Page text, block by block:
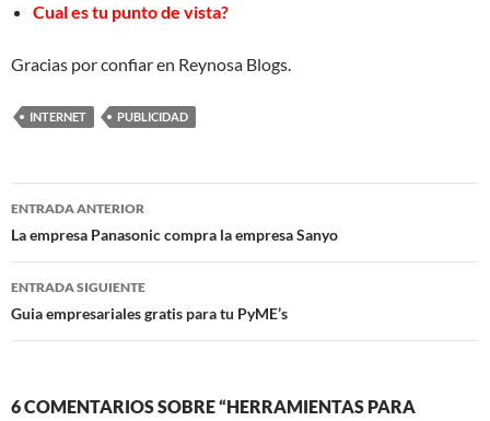
Cual es tu punto de vista?
Gracias por confiar en Reynosa Blogs.
INTERNET PUBLICIDAD
Navegación
de
entradas
ENTRADA ANTERIOR
La empresa Panasonic compra la empresa Sanyo
ENTRADA SIGUIENTE
Guia empresariales gratis para tu PyME’s
6 COMENTARIOS SOBRE “HERRAMIENTAS PARA